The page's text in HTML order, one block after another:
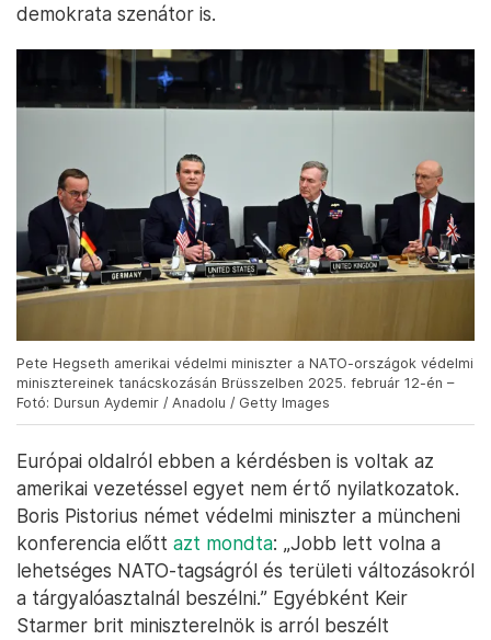
demokrata szenátor is.
Pete Hegseth amerikai védelmi miniszter a NATO-országok védelmi
minisztereinek tanácskozásán Brüsszelben 2025. február 12-én –
Fotó: Dursun Aydemir / Anadolu / Getty Images
Európai oldalról ebben a kérdésben is voltak az
amerikai vezetéssel egyet nem értő nyilatkozatok.
Boris Pistorius német védelmi miniszter a müncheni
konferencia előtt azt mondta: „Jobb lett volna a
lehetséges NATO-tagságról és területi változásokról
a tárgyalóasztalnál beszélni.” Egyébként Keir
Starmer brit miniszterelnök is arról beszélt